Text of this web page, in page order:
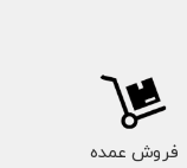
فروش عمده